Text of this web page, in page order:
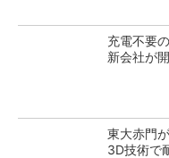
充電不要
新会社が
東大赤門
3D技術で